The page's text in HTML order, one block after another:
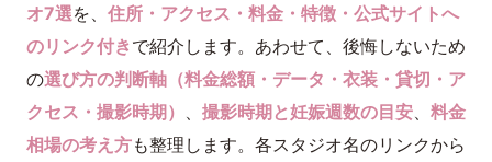
オ7選を、 住所・アクセス・料金・特徴・公式サイトへ
のリンク付き で紹介します。あわせて、後悔しないため
の選び方の判断軸（料金総額・データ・衣装・貸切・ア
クセス・撮影時期） 、 撮影時期と妊娠週数の目安、 料金
相場の考え方も整理します。各スタジオ名のリンクから